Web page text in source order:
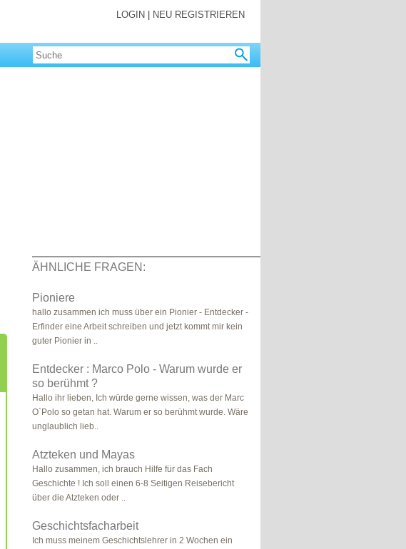
LOGIN NEU REGISTRIEREN
ÄHNLICHE FRAGEN:
Pioniere
hallo zusammen ich muss über ein Pionier - Entdecker -
Erfinder eine Arbeit schreiben und jetzt kommt mir kein
guter Pionier in ..
Entdecker : Marco Polo - Warum wurde er
so berühmt ?
Hallo ihr lieben, Ich würde gerne wissen, was der Marc
O`Polo so getan hat. Warum er so berühmt wurde. Wäre
unglaublich lieb..
Atzteken und Mayas
Hallo zusammen, ich brauch Hilfe für das Fach
Geschichte ! Ich soll einen 6-8 Seitigen Reisebericht
über die Atzteken oder ..
Geschichtsfacharbeit
Ich muss meinem Geschichtslehrer in 2 Wochen ein